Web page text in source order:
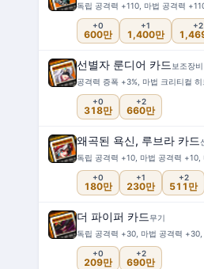
독립 공격력 +110, 마법 공격력
+0
600만
+1
1,400만
+2
선별자 룬디어 카드 보조장비
공격력 증폭 +3%, 마법 크리티컬
+0
318만
+2
660만
왜곡된 욕신, 루브라 카드
독립 공격력 +10, 마법 공격력
+0
180만
+1
230만
+2
511만
더 파이퍼 카드무기
독립 공격력 +30, 마법 공격력
+0
209만
+2
690만